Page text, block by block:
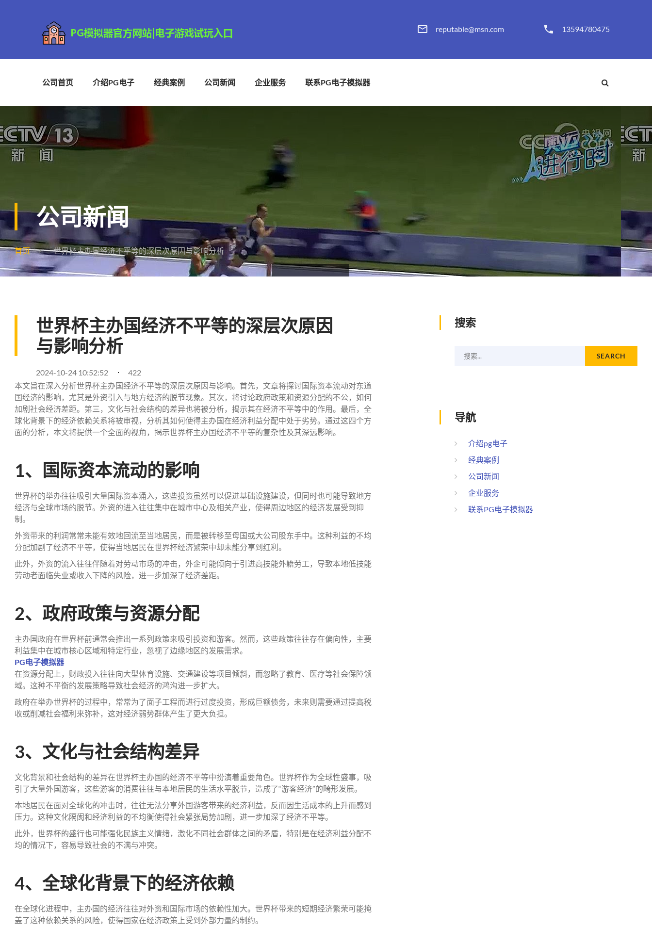
reputable@msn.com 13594780475
公司首页 介绍PG电子 经典案例 公司新闻 企业服务 联系PG电子模拟器
公司新闻
首页 世界杯主办国经济不平等的深层次原因与影响分析
世界杯主办国经济不平等的深层次原因
与影响分析
2024-10-24 10:52:52
422
本文旨在深入分析世界杯主办国经济不平等的深层次原因与影响。首先，文章将探讨国际资本流动对东道
国经济的影响，尤其是外资引入与地方经济的脱节现象。其次，将讨论政府政策和资源分配的不公，如何
加剧社会经济差距。第三，文化与社会结构的差异也将被分析，揭示其在经济不平等中的作用。最后，全
球化背景下的经济依赖关系将被审视，分析其如何使得主办国在经济利益分配中处于劣势。通过这四个方
面的分析，本文将提供一个全面的视角，揭示世界杯主办国经济不平等的复杂性及其深远影响。
1、国际资本流动的影响
世界杯的举办往往吸引大量国际资本涌入，这些投资虽然可以促进基础设施建设，但同时也可能导致地方
经济与全球市场的脱节。外资的进入往往集中在城市中心及相关产业，使得周边地区的经济发展受到抑
制。
外资带来的利润常常未能有效地回流至当地居民，而是被转移至母国或大公司股东手中。这种利益的不均
分配加剧了经济不平等，使得当地居民在世界杯经济繁荣中却未能分享到红利。
此外，外资的流入往往伴随着对劳动市场的冲击，外企可能倾向于引进高技能外籍劳工，导致本地低技能
劳动者面临失业或收入下降的风险，进一步加深了经济差距。
2、政府政策与资源分配
主办国政府在世界杯前通常会推出一系列政策来吸引投资和游客。然而，这些政策往往存在偏向性，主要
利益集中在城市核心区域和特定行业，忽视了边缘地区的发展需求。
PG电子模拟器
在资源分配上，财政投入往往向大型体育设施、交通建设等项目倾斜，而忽略了教育、医疗等社会保障领
域。这种不平衡的发展策略导致社会经济的鸿沟进一步扩大。
政府在举办世界杯的过程中，常常为了面子工程而进行过度投资，形成巨额债务，未来则需要通过提高税
收或削减社会福利来弥补，这对经济弱势群体产生了更大负担。
3、文化与社会结构差异
文化背景和社会结构的差异在世界杯主办国的经济不平等中扮演着重要角色。世界杯作为全球性盛事，吸
引了大量外国游客，这些游客的消费往往与本地居民的生活水平脱节，造成了“游客经济”的畸形发展。
本地居民在面对全球化的冲击时，往往无法分享外国游客带来的经济利益，反而因生活成本的上升而感到
压力。这种文化隔阂和经济利益的不均衡使得社会紧张局势加剧，进一步加深了经济不平等。
此外，世界杯的盛行也可能强化民族主义情绪，激化不同社会群体之间的矛盾，特别是在经济利益分配不
均的情况下，容易导致社会的不满与冲突。
4、全球化背景下的经济依赖
在全球化进程中，主办国的经济往往对外资和国际市场的依赖性加大。世界杯带来的短期经济繁荣可能掩
盖了这种依赖关系的风险，使得国家在经济政策上受到外部力量的制约。
搜索
搜索... SEARCH
导航
介绍pg电子
经典案例
公司新闻
企业服务
联系PG电子模拟器